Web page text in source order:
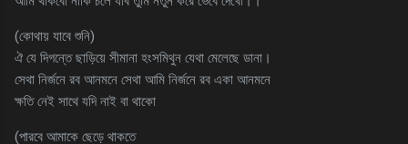
(কোথায় যাবে শুনি)
ঐ যে দিগন্তে ছাড়িয়ে সীমানা হংসমিথুন যেথা মেলেছে ডানা।
সেথা নির্জনে রব আনমনে সেথা আমি নির্জনে রব একা আনমনে
ক্ষতি নেই সাথে যদি নাই বা থাকো
(পারবে আমাকে ছেড়ে থাকতে